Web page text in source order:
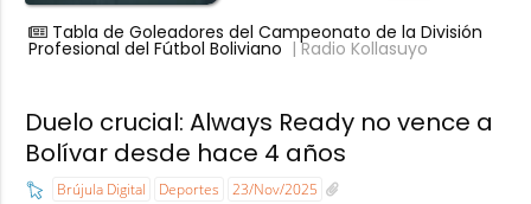
Tabla de Goleadores del Campeonato de la División
Profesional del Fútbol Boliviano | Radio Kollasuyo
Duelo crucial: Always Ready no vence a
Bolívar desde hace 4 años
Brújula Digital Deportes 23/Nov/2025